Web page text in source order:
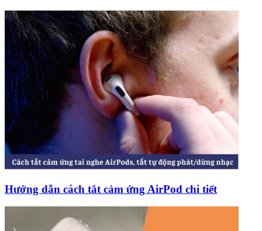
Hướng dẫn cách tắt cảm ứng AirPod chi tiết